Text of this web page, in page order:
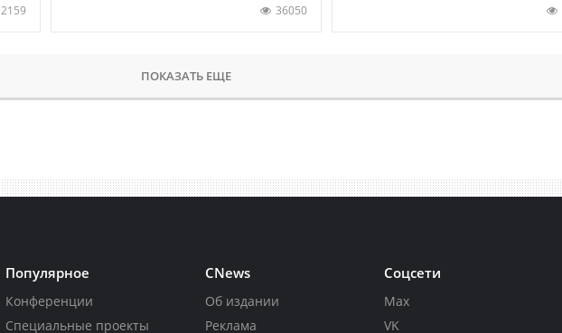
2159 36050
ПОКАЗАТЬ ЕЩЕ
Популярное
Конференции
Специальные проекты
CNews
Об издании
Реклама
Соцсети
Max
VK